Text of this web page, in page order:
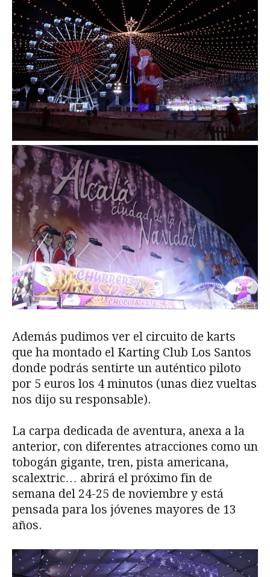
Además pudimos ver el circuito de karts
que ha montado el Karting Club Los Santos
donde podrás sentirte un auténtico piloto
por 5 euros los 4 minutos (unas diez vueltas
nos dijo su responsable).
La carpa dedicada de aventura, anexa a la
anterior, con diferentes atracciones como un
tobogán gigante, tren, pista americana,
scalextric… abrirá el próximo fin de
semana del 24-25 de noviembre y está
pensada para los jóvenes mayores de 13
años.